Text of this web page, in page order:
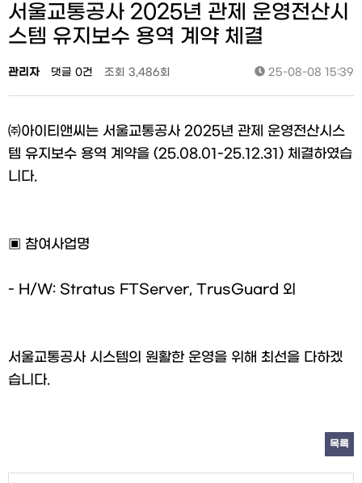
서울교통공사 2025년 관제 운영전산시
스템 유지보수 용역 계약 체결
관리자 댓글 0건 조회 3,486회 25-08-08 15:39
㈜아이티앤씨는 서울교통공사 2025년 관제 운영전산시스
템 유지보수 용역 계약을 (25.08.01-25.12.31) 체결하였습
니다.
▣ 참여사업명
- H/W: Stratus FTServer, TrusGuard 외
서울교통공사 시스템의 원활한 운영을 위해 최선을 다하겠
습니다.
목록